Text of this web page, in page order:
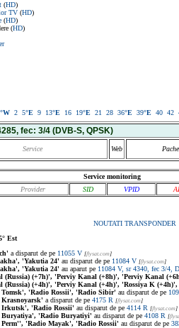
(HD)
TV (HD)
(HD)
(HD)
°W 2 5°E 9 13°E 16 19°E 21 28 36°E 39°E 40 42
, fec: 3/4 (DVB-S, QPSK)
Service Web
Service monitoring
Provider SID VPID
NOUTATI TRANSPONDER
Est
a disparut de pe 11055 V [flysat.com]
'Yakutia 24' au disparut de pe 11084 V [flysat.com]
'Yakutia 24' au aparut pe 11084 V, sr 4340, fec 3/4,
(Russia) (+7h)', 'Perviy Kanal (+8h)', 'Perviy Kanal
(Russia) (+4h)', 'Perviy Kanal (+4h)', 'Rossiya K (+4h)',
'Radio Rossii', 'Radio Sibir' au disparut de pe
a disparut de pe 4175 R [flysat.com]
'Radio Rossii' au disparut de pe 4114 R [flysat.com]
'Radio Buryatiyi' au disparut de pe 4108 R [
'Radio Mayak', 'Radio Rossii' au disparut de pe